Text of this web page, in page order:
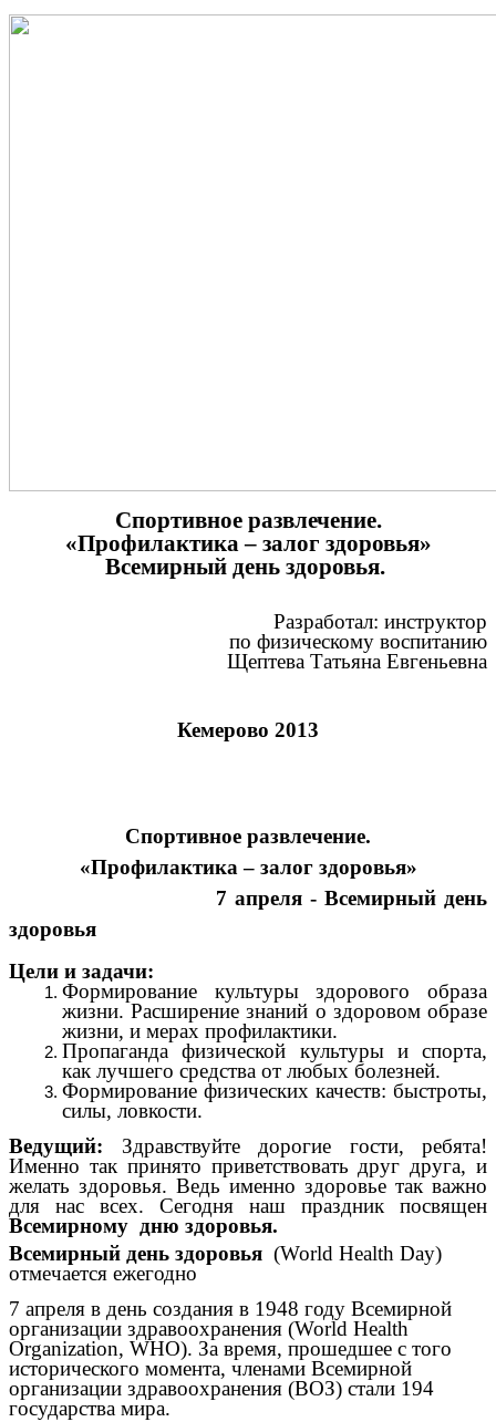
Спортивное развлечение.
«Профилактика – залог здоровья»
Всемирный день здоровья.
Разработал: инструктор
по физическому воспитанию
Щептева Татьяна Евгеньевна
Кемерово 2013
Спортивное развлечение.
«Профилактика – залог здоровья»
7 апреля - Всемирный день
здоровья
Цели и задачи:
Формирование культуры здорового образа
жизни. Расширение знаний о здоровом образе
жизни, и мерах профилактики.
Пропаганда физической культуры и спорта,
как лучшего средства от любых болезней.
Формирование физических качеств: быстроты,
силы, ловкости.
Ведущий: Здравствуйте дорогие гости, ребята!
Именно так принято приветствовать друг друга, и
желать здоровья. Ведь именно здоровье так важно
для нас всех. Сегодня наш праздник посвящен
Всемирному дню здоровья.
Всемирный день здоровья (World Health Day)
отмечается ежегодно
7 апреля в день создания в 1948 году Всемирной
организации здравоохранения (World Health
Organization, WHO). За время, прошедшее с того
исторического момента, членами Всемирной
организации здравоохранения (ВОЗ) стали 194
государства мира.